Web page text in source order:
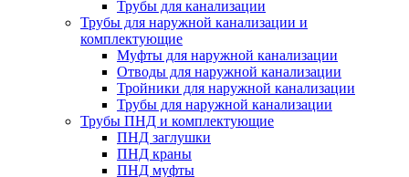
Трубы для канализации
Трубы для наружной канализации и
комплектующие
Муфты для наружной канализации
Отводы для наружной канализации
Тройники для наружной канализации
Трубы для наружной канализации
Трубы ПНД и комплектующие
ПНД заглушки
ПНД краны
ПНД муфты